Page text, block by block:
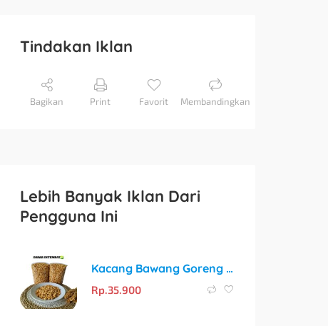
Tindakan Iklan
Bagikan Print Favorit Membandingkan
Lebih Banyak Iklan Dari
Pengguna Ini
Kacang Bawang Goreng Siap Makan
Rp. 35.900